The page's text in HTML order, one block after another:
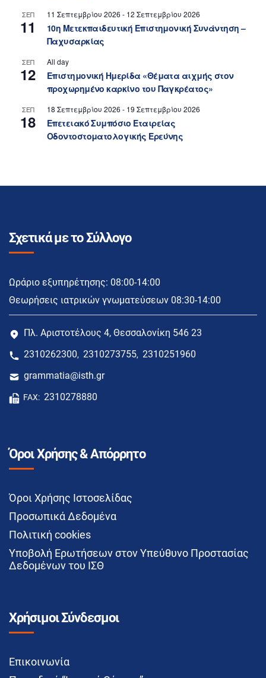
ΣΕΠ
11
11 Σεπτεμβρίου 2026 - 12 Σεπτεμβρίου 2026
10η Μετεκπαιδευτική Επιστημονική Συνάντηση –
Παχυσαρκίας
ΣΕΠ
12
All day
Επιστημονική Ημερίδα «Θέματα αιχμής στον
προχωρημένο καρκίνο του Παγκρέατος»
ΣΕΠ
18
18 Σεπτεμβρίου 2026 - 19 Σεπτεμβρίου 2026
Επετειακό Συμπόσιο Εταιρείας
Οδοντοστοματολογικής Ερεύνης
Σχετικά με το Σύλλογο
Ωράριο εξυπηρέτησης: 08:00-14:00
Θεωρήσεις ιατρικών γνωματεύσεων 08:30-14:00
Πλ. Αριστοτέλους 4, Θεσσαλονίκη 546 23
2310262300, 2310273755, 2310251960
grammatia@isth.gr
FAX: 2310278880
Όροι Χρήσης & Απόρρητο
Όροι Χρήσης Ιστοσελίδας
Προσωπικά Δεδομένα
Πολιτική cookies
Υποβολή Ερωτήσεων στον Υπεύθυνο Προστασίας
Δεδομένων του ΙΣΘ
Χρήσιμοι Σύνδεσμοι
Επικοινωνία